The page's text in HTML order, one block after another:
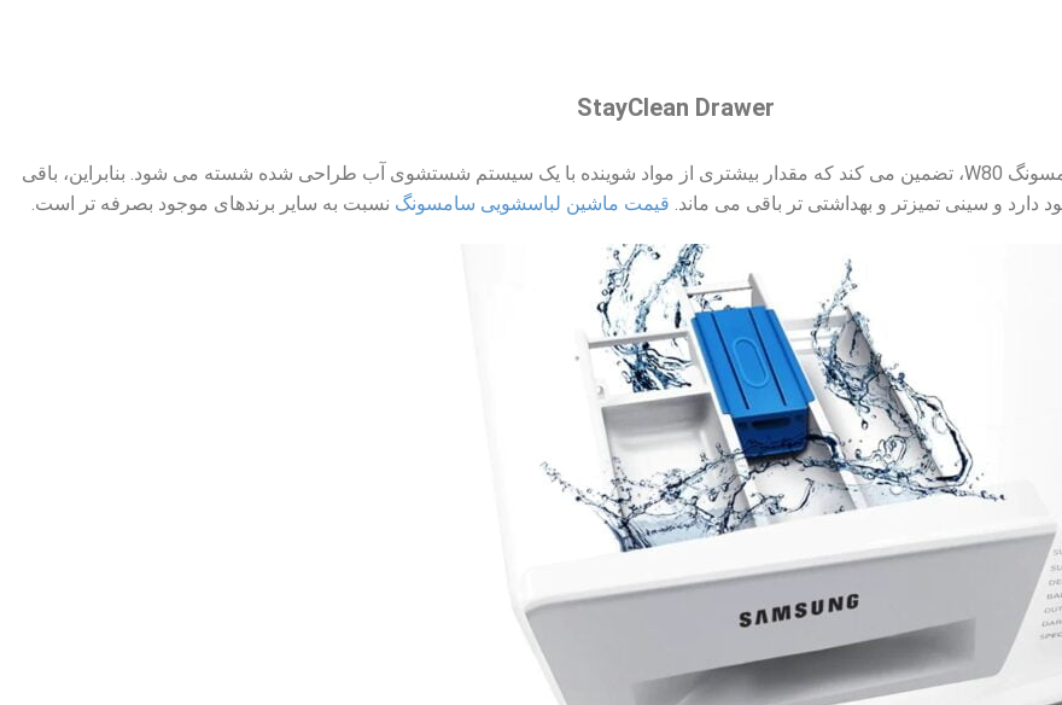
StayClean Drawer
کشو StayClean در لباسشویی سامسونگ W80، تضمین می کند که مقدار بیشتری از مواد شوینده با یک سیستم شستشوی آب طراحی شده شسته می شود. بنابراین، باقی
دارد و سینی تمیزتر و بهداشتی تر باقی می ماند. قیمت ماشین لباسشویی سامسونگ نسبت به سایر برندهای موجود بصرفه تر است.